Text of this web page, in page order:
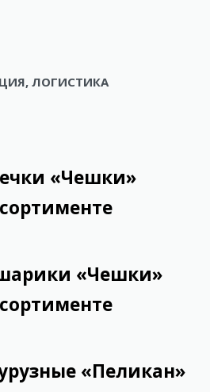
ЛОГИСТИКА
«Чешки»
«Чешки»
«Пеликан»